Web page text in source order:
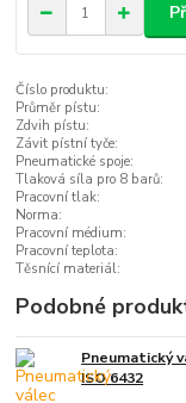
Číslo produktu:
Průměr pístu:
Zdvih pístu:
Závit pístní tyče:
Pneumatické spoje:
Tlaková síla pro 8 barů:
Pracovní tlak:
Norma:
Pracovní médium:
Pracovní teplota:
Těsnící materiál:
Podobné
Pneumatický
ISO 6432